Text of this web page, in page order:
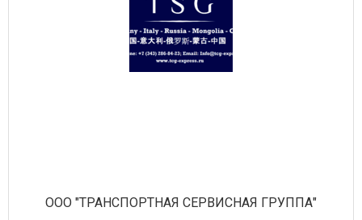
ООО "ТРАНСПОРТНАЯ СЕРВИСНАЯ ГРУППА"